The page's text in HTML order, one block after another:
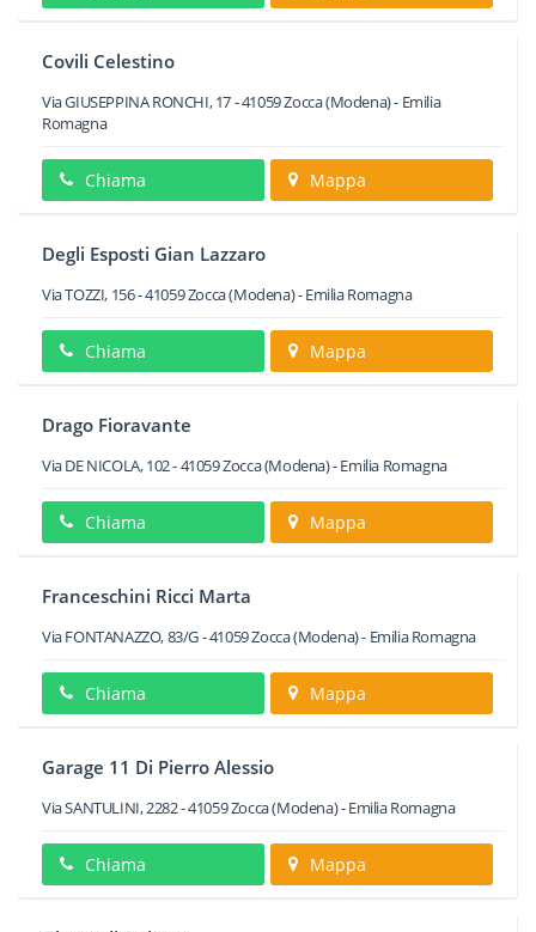
Covili Celestino
Via GIUSEPPINA RONCHI, 17-41059Zocca(Modena) - Emilia
Romagna
Chiama Mappa
Degli Esposti Gian Lazzaro
Via TOZZI, 156-41059Zocca(Modena) -Emilia Romagna
Chiama Mappa
Drago Fioravante
Via DE NICOLA, 102-41059Zocca(Modena) -Emilia Romagna
Chiama Mappa
Franceschini Ricci Marta
Via FONTANAZZO, 83/G-41059Zocca(Modena) - Emilia Romagna
Chiama Mappa
Garage 11 Di Pierro Alessio
Via SANTULINI, 2282-41059Zocca(Modena) -Emilia Romagna
Chiama Mappa